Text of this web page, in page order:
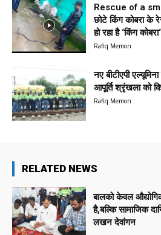
Rescue of a
छोटे किंग कोबरा के
हो रहा है ‘किंग
Rafiq Memon
नए बीटीएपी
आपूर्ति श्रृंखला को
Rafiq Memon
RELATED NEWS
बालको केवल
है,बल्कि सामाजिक
लखन देवांगन